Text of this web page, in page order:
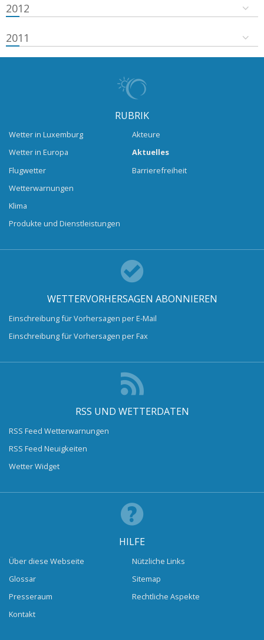
2012
2011
RUBRIK
Wetter in Luxemburg
Wetter in Europa
Flugwetter
Wetterwarnungen
Klima
Produkte und Dienstleistungen
Akteure
Aktuelles
Barrierefreiheit
WETTERVORHERSAGEN ABONNIEREN
Einschreibung für Vorhersagen per E-Mail
Einschreibung für Vorhersagen per Fax
RSS UND WETTERDATEN
RSS Feed Wetterwarnungen
RSS Feed Neuigkeiten
Wetter Widget
HILFE
Über diese Webseite
Glossar
Presseraum
Kontakt
Nützliche Links
Sitemap
Rechtliche Aspekte